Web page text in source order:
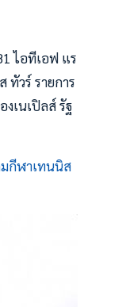
ไอทีเอฟ แร
ทัวร์ รายการ
งเนเปิลส์ รัฐ
กีฬาเทนนิส